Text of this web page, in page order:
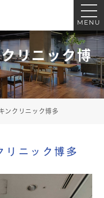
MENU
リニック博
イノベーション｜医療・クリニッ
ンクリニック博多
リニック博多